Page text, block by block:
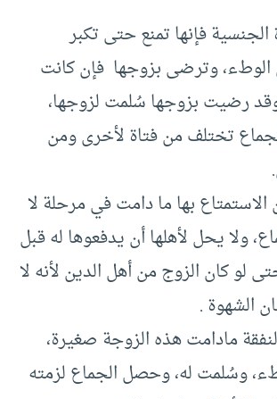
الجنسية فإنها تمنع حتى تكبر
الوطء، وترضى بزوجها فإن كانت
رضيت بزوجها سُلمت لزوجها،
تختلف من فتاة لأخرى ومن
بها ما دامت في مرحلة لا
ولا يحل لأهلها أن يدفعوها له قبل
لو كان الزوج من أهل الدين لأنه لا
الشهوة .
مادامت هذه الزوجة صغيرة،
وسُلمت له، وحصل الجماع لزمته